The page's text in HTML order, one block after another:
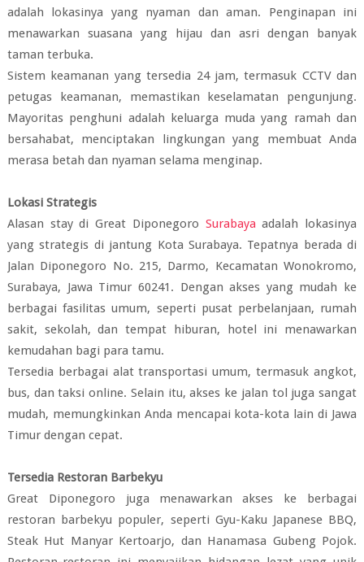
adalah lokasinya yang nyaman dan aman. Penginapan ini
menawarkan suasana yang hijau dan asri dengan banyak
taman terbuka.
Sistem keamanan yang tersedia 24 jam, termasuk CCTV dan
petugas keamanan, memastikan keselamatan pengunjung.
Mayoritas penghuni adalah keluarga muda yang ramah dan
bersahabat, menciptakan lingkungan yang membuat Anda
merasa betah dan nyaman selama menginap.
Lokasi Strategis
Alasan stay di Great Diponegoro Surabaya adalah lokasinya
yang strategis di jantung Kota Surabaya. Tepatnya berada di
Jalan Diponegoro No. 215, Darmo, Kecamatan Wonokromo,
Surabaya, Jawa Timur 60241. Dengan akses yang mudah ke
berbagai fasilitas umum, seperti pusat perbelanjaan, rumah
sakit, sekolah, dan tempat hiburan, hotel ini menawarkan
kemudahan bagi para tamu.
Tersedia berbagai alat transportasi umum, termasuk angkot,
bus, dan taksi online. Selain itu, akses ke jalan tol juga sangat
mudah, memungkinkan Anda mencapai kota-kota lain di Jawa
Timur dengan cepat.
Tersedia Restoran Barbekyu
Great Diponegoro juga menawarkan akses ke berbagai
restoran barbekyu populer, seperti Gyu-Kaku Japanese BBQ,
Steak Hut Manyar Kertoarjo, dan Hanamasa Gubeng Pojok.